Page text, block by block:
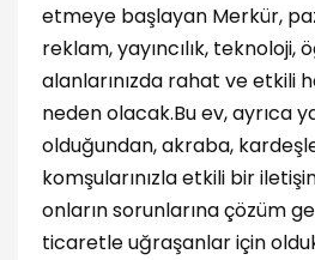
etmeye başlayan Merkür,
reklam, yayıncılık, teknoloji,
alanlarınızda rahat ve etkili
neden olacak.Bu ev, ayrıca
olduğundan, akraba,
komşularınızla etkili bir
onların sorunlarına çözüm
ticaretle uğraşanlar için